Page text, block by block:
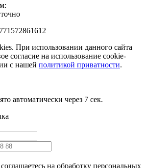
При использовании данного сайта
согласие на использование cookie-
с нашей политикой приватности.
автоматически через 7 сек.
на обработку персональных